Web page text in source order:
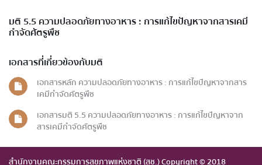
มติ 5.5 ความปลอดภัยทางอาหาร : การแก้ไขปัญหาจากสารเคมี
กำจัดศัตรูพืช
เอกสารที่เกี่ยวข้องกับมติ
เอกสารหลัก ความปลอดภัยทางอาหาร : การแก้ไขปัญหาจากสาร
เคมีกำจัดศัตรูพืช
เอกสารมติ 5.5 ความปลอดภัยทางอาหาร : การแก้ไขปัญหาจาก
สารเคมีกำจัดศัตรูพืช
สำนักงานคณะกรรมการสุขภาพแห่งชาติ (สช.) Copyright © 2018